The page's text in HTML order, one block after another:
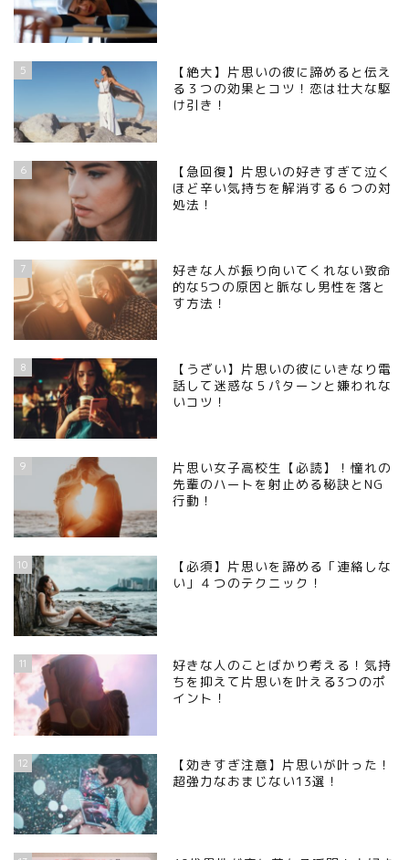
5
【絶大】片思いの彼に諦めると伝え
る３つの効果とコツ！恋は壮大な駆
け引き！
6
【急回復】片思いの好きすぎて泣く
ほど辛い気持ちを解消する６つの対
処法！
7
好きな人が振り向いてくれない致命
的な5つの原因と脈なし男性を落と
す方法！
8
【うざい】片思いの彼にいきなり電
話して迷惑な５パターンと嫌われな
いコツ！
9
片思い女子高校生【必読】！憧れの
先輩のハートを射止める秘訣とNG
行動！
10
【必須】片思いを諦める「連絡しな
い」４つのテクニック！
11
好きな人のことばかり考える！気持
ちを抑えて片思いを叶える3つのポ
イント！
12
【効きすぎ注意】片思いが叶った！
超強力なおまじない13選！